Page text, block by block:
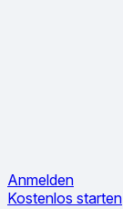
Anmelden
Kostenlos starten